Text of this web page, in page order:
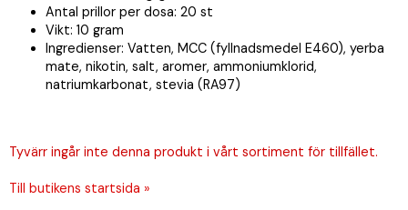
Antal prillor per dosa: 20 st
Vikt: 10 gram
Ingredienser: Vatten, MCC (fyllnadsmedel E460), yerba
mate, nikotin, salt, aromer, ammoniumklorid,
natriumkarbonat, stevia (RA97)
Tyvärr ingår inte denna produkt i vårt sortiment för tillfället.
Till butikens startsida »